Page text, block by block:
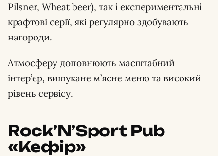
Pilsner, Wheat beer), так і експериментальні
крафтові серії, які регулярно здобувають
нагороди.
Атмосферу доповнюють масштабний
інтер’єр, вишукане м’ясне меню та високий
рівень сервісу.
Rock’N’Sport Pub
«Кефір»